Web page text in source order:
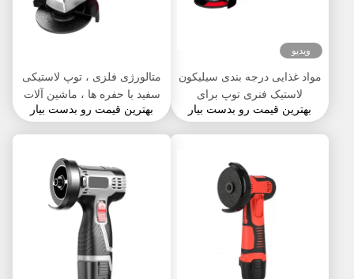
ویدیو
مواد غذایی درجه بندی سیلیکون
لاستیک فنری توپ برای
مجموعه ای از مقاومت در برابر
بهترین قیمت رو بدست بیار
متالورژی فلزی ، توپ لاستیکی
سفید با حفره ها ، ماشین آلات
مواد غذایی توپ های مخصوص
بهترین قیمت رو بدست بیار